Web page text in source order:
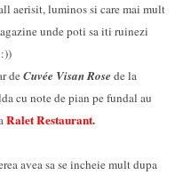
aerisit, luminos si care mai mult
unde poti sa iti ruinezi
deCuvée Visan Rose de la
cu note de pian pe fundal au
Ralet Restaurant.
avea sa se incheie mult dupa